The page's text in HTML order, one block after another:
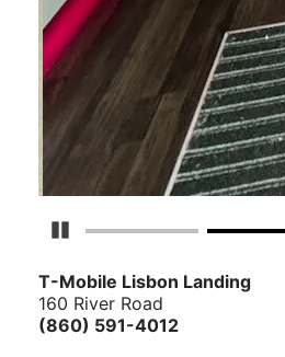
Detener carrusel
T-Mobile Lisbon Landing
160 River Road
(860) 591-4012